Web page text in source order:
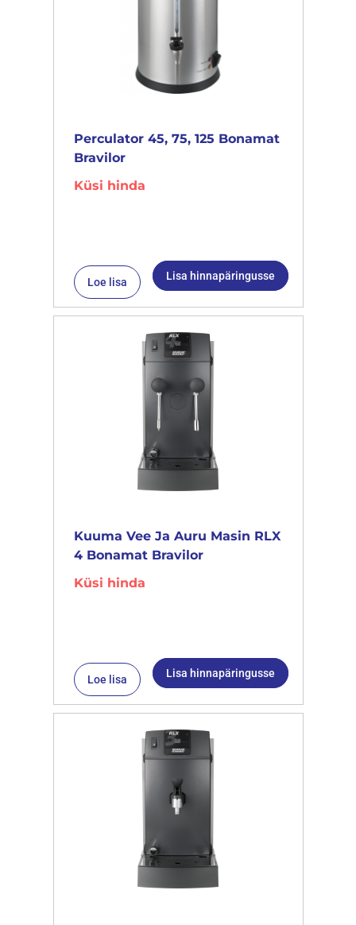
Perculator 45, 75, 125 Bonamat
Bravilor
Küsi hinda
Loe lisa Lisa hinnapäringusse
Kuuma Vee Ja Auru Masin RLX
4 Bonamat Bravilor
Küsi hinda
Loe lisa Lisa hinnapäringusse